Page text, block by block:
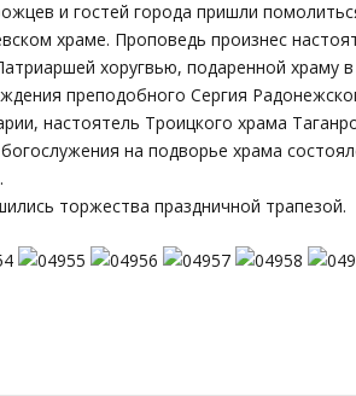
и гостей города пришли
храме. Проповедь произнес
хоругвью, подаренной храму
преподобного Сергия
настоятель Троицкого храма
на подворье храма
торжества праздничной трапезой.